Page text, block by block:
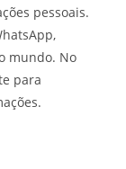
pessoais.
mundo. No
para